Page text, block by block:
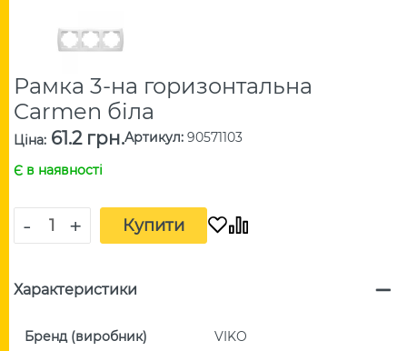
Рамка 3-на горизонтальна
Carmen біла
Ціна: 61.2 грн.Артикул: 90571103
Є в наявності
- + Купити
Характеристики
Бренд (виробник) VIKO